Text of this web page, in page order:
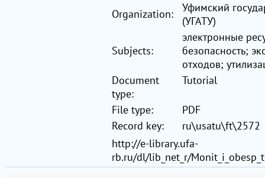
Organization:
Уфимский
(УГАТУ)
Subjects:
электронные
безопасность;
отходов;
Document
type:
Tutorial
File type:
PDF
Record key:
ru\usatu\ft\2572
http://e-library.ufa-
rb.ru/dl/lib_net_r/